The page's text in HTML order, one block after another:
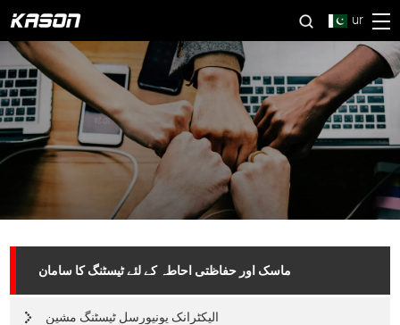
ur
ماسک اور حفاظتی احاطہ کے لئے ٹیسٹنگ کا سامان
الیکٹرانک یونیورسل ٹیسٹنگ مشین